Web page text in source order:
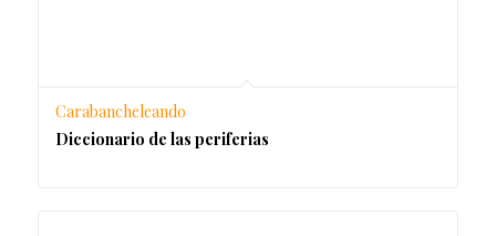
Carabancheleando
Diccionario de las periferias